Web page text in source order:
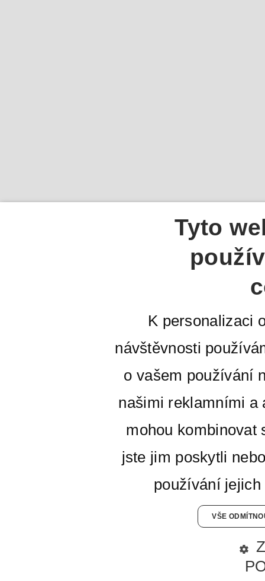
Tyto
K personalizaci
návštěvnosti
o vašem používání
našimi reklamními a
mohou kombinovat
jste jim poskytli
používání
VŠE